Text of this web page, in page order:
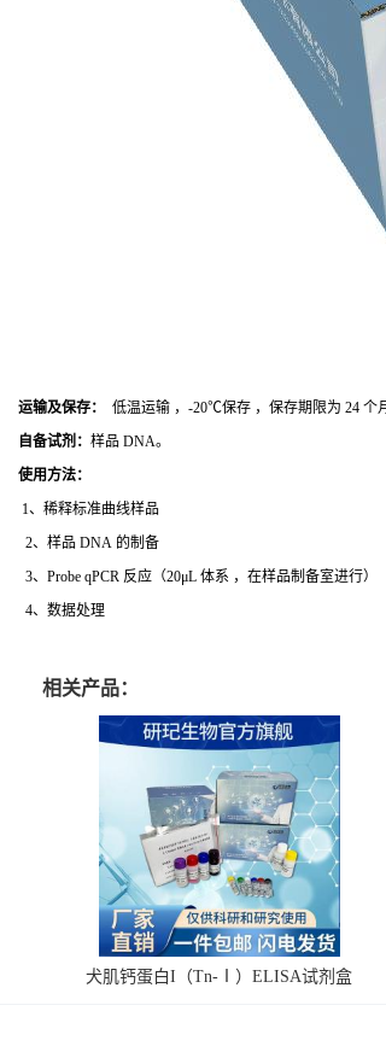
运输及保存：
低温运输 ，-20℃保存 ，保存期限为 24 个
自备试剂： 样品 DNA。
使用方法：
1、稀释标准曲线样品
2、样品 DNA 的制备
3、Probe qPCR 反应（20μL 体系 ，在样品制备室进行）
4、数据处理
相关产品：
犬肌钙蛋白I（Tn-Ⅰ）ELISA试剂盒